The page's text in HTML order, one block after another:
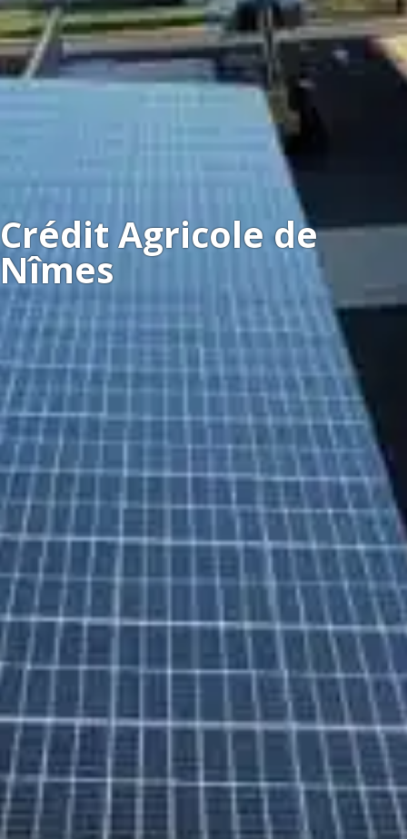
Crédit Agricole de
Nîmes